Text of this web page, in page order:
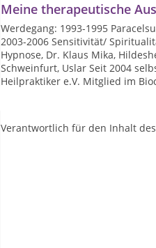
Meine therapeutische
Werdegang: 1993-1995
2003-2006 Sensitivität/
Hypnose, Dr. Klaus Mika,
Schweinfurt, Uslar Seit 2004
Heilpraktiker e.V. Mitglied im
Verantwortlich für den Inhalt